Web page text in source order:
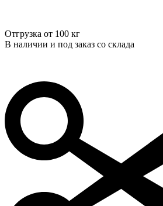
Отгрузка от 100 кг
В наличии и под заказ со склада